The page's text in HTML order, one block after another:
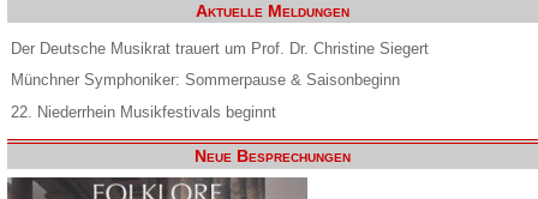
Aktuelle Meldungen
Der Deutsche Musikrat trauert um Prof. Dr. Christine Siegert
Münchner Symphoniker: Sommerpause & Saisonbeginn
22. Niederrhein Musikfestivals beginnt
Neue Besprechungen